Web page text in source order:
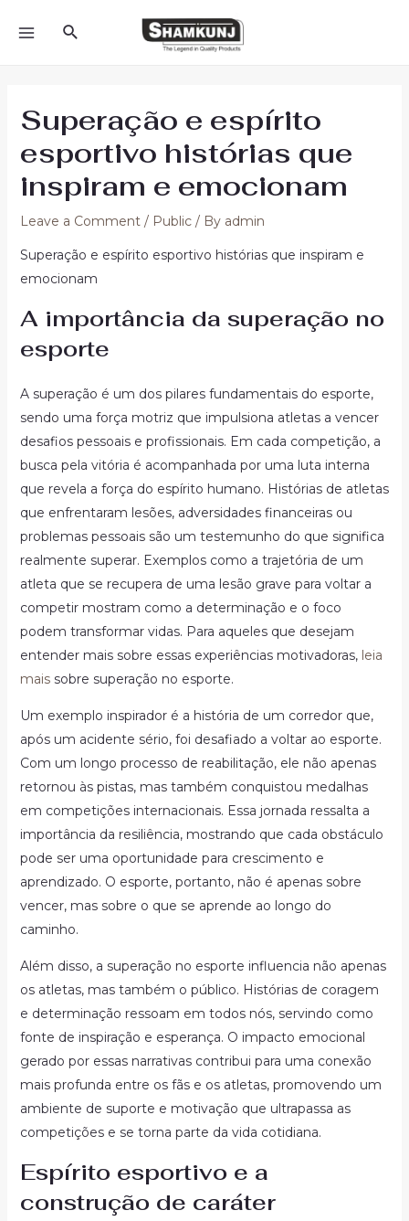
Search
Superação e espírito
esportivo histórias que
inspiram e emocionam
Leave a Comment / Public/ By admin
Superação e espírito esportivo histórias que inspiram e
emocionam
A importância da superação no
esporte
A superação é um dos pilares fundamentais do esporte,
sendo uma força motriz que impulsiona atletas a vencer
desafios pessoais e profissionais. Em cada competição, a
busca pela vitória é acompanhada por uma luta interna
que revela a força do espírito humano. Histórias de atletas
que enfrentaram lesões, adversidades financeiras ou
problemas pessoais são um testemunho do que significa
realmente superar. Exemplos como a trajetória de um
atleta que se recupera de uma lesão grave para voltar a
competir mostram como a determinação e o foco
podem transformar vidas. Para aqueles que desejam
entender mais sobre essas experiências motivadoras, leia
maissobre superação no esporte.
Um exemplo inspirador é a história de um corredor que,
após um acidente sério, foi desafiado a voltar ao esporte.
Com um longo processo de reabilitação, ele não apenas
retornou às pistas, mas também conquistou medalhas
em competições internacionais. Essa jornada ressalta a
importância da resiliência, mostrando que cada obstáculo
pode ser uma oportunidade para crescimento e
aprendizado. O esporte, portanto, não é apenas sobre
vencer, mas sobre o que se aprende ao longo do
caminho.
Além disso, a superação no esporte influencia não apenas
os atletas, mas também o público. Histórias de coragem
e determinação ressoam em todos nós, servindo como
fonte de inspiração e esperança. O impacto emocional
gerado por essas narrativas contribui para uma conexão
mais profunda entre os fãs e os atletas, promovendo um
ambiente de suporte e motivação que ultrapassa as
competições e se torna parte da vida cotidiana.
Espírito esportivo e a
construção de caráter